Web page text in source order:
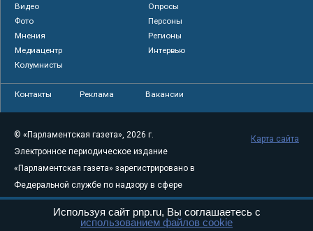
Видео
Опросы
Фото
Персоны
Мнения
Регионы
Медиацентр
Интервью
Колумнисты
Контакты Реклама Вакансии
© «Парламентская газета», 2026 г.
Электронное периодическое издание
«Парламентская газета» зарегистрировано в
Федеральной службе по надзору в сфере
связи, информационных технологий и
массовых коммуникаций (Роскомнадзор) 05
Карта сайта
Используя сайт pnp.ru, Вы соглашаетесь с
использованием файлов cookie